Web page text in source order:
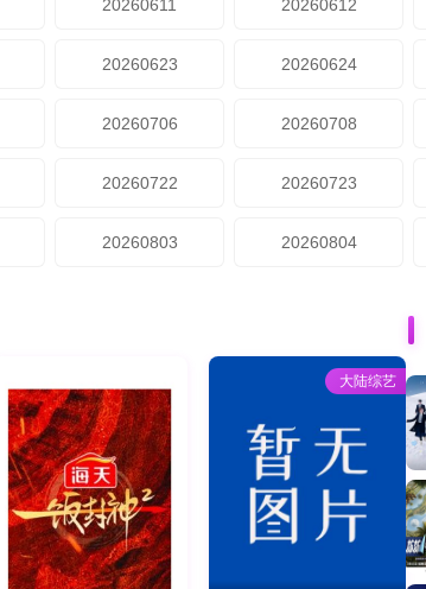
20260611 20260612
20260623 20260624
20260706 20260708
20260722 20260723
20260803 20260804
大陆综艺